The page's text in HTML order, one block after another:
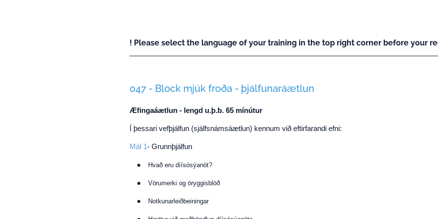
! Please select the language of your training in the top right corner before your
047 - Block mjúk froða - þjálfunaráætlun
Æfingaáætlun - lengd u.þ.b. 65 mínútur
Í þessari vefþjálfun (sjálfsnámsáætlun) kennum við eftirfarandi efni:
Mál 1- Grunnþjálfun
Hvað eru díísósýanöt?
Vörumerki og öryggisblöð
Notkunarleiðbeiningar